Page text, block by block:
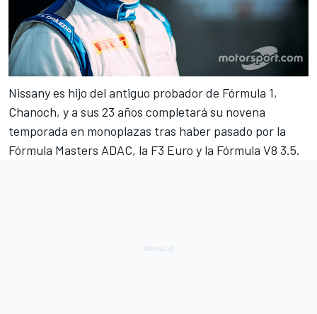
Nissany es hijo del antiguo probador de Fórmula 1,
Chanoch, y a sus 23 años completará su novena
temporada en monoplazas tras haber pasado por la
Fórmula Masters ADAC, la F3 Euro y la Fórmula V8 3.5.